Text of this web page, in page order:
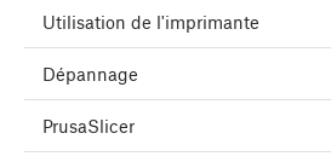
Utilisation de l'imprimante
Dépannage
PrusaSlicer